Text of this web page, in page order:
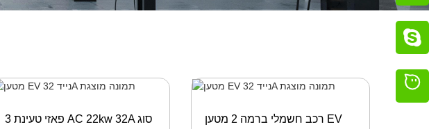
3 פאזי טעינת AC 22kw 32A סוג
רכב חשמלי ברמה 2 מטען EV
